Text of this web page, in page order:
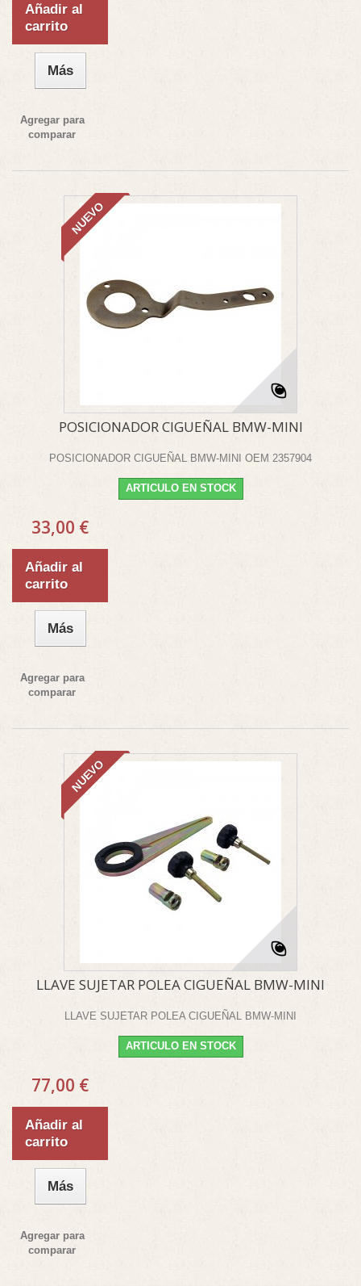
Añadir al
carrito
Más
Agregar para
comparar
NUEVO
POSICIONADOR CIGUEÑAL BMW-MINI
POSICIONADOR CIGUEÑAL BMW-MINI OEM 2357904
ARTICULO EN STOCK
33,00 €
Añadir al
carrito
Más
Agregar para
comparar
NUEVO
LLAVE SUJETAR POLEA CIGUEÑAL BMW-MINI
LLAVE SUJETAR POLEA CIGUEÑAL BMW-MINI
ARTICULO EN STOCK
77,00 €
Añadir al
carrito
Más
Agregar para
comparar